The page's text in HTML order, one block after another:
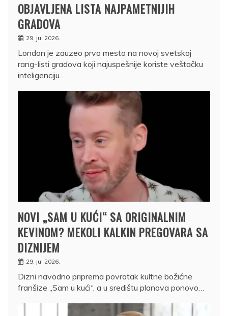
OBJAVLJENA LISTA NAJPAMETNIJIH
GRADOVA
29. jul 2026.
London je zauzeo prvo mesto na novoj svetskoj
rang-listi gradova koji najuspešnije koriste veštačku
inteligenciju…
NOVI „SAM U KUĆI“ SA ORIGINALNIM
KEVINOM? MEKOLI KALKIN PREGOVARA SA
DIZNIJEM
29. jul 2026.
Dizni navodno priprema povratak kultne božićne
franšize „Sam u kući“, a u središtu planova ponovo…